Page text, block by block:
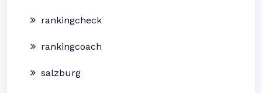
rankingcheck
rankingcoach
salzburg